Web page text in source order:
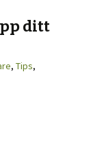
ditt
, Tips,